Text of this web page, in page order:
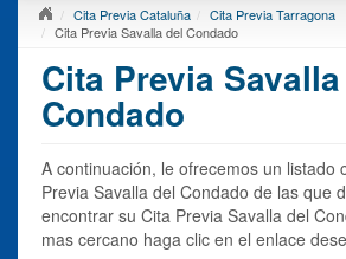
Cita Previa Cataluña
Cita Previa Tarragona
Cita Previa Savalla del Condado
Cita Previa
Condado
A continuación, le ofrecemos un listado
Previa Savalla del Condado de las que
encontrar su Cita Previa Savalla del
mas cercano haga clic en el enlace